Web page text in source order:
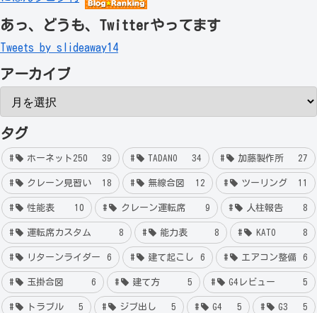
あっ、どうも、Twitterやってます
Tweets by slideaway14
アーカイブ
タグ
ホーネット250 39 TADANO 34 加藤製作所 27
クレーン見習い 18 無線合図 12 ツーリング 11
性能表 10 クレーン運転席 9 人柱報告 8
運転席カスタム 8 能力表 8 KATO 8
リターンライダー 6 建て起こし 6 エアコン整備 6
玉掛合図 6 建て方 5 G4レビュー 5
トラブル 5 ジブ出し 5 G4 5 G3 5